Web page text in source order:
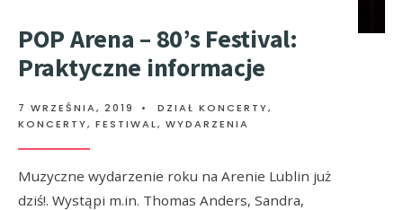
POP Arena – 80’s Festival:
Praktyczne informacje
7 WRZEŚNIA, 2019 • DZIAŁ KONCERTY,
KONCERTY, FESTIWAL, WYDARZENIA
Muzyczne wydarzenie roku na Arenie Lublin już
dziś!. Wystąpi m.in. Thomas Anders, Sandra,